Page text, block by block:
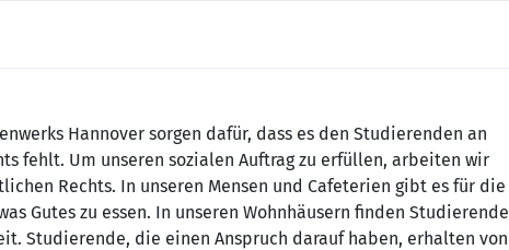
Hannover sorgen dafür, dass es den Studierenden an
fehlt. Um unseren sozialen Auftrag zu erfüllen, arbeiten wir
Rechts. In unseren Mensen und Cafeterien gibt es für die
Gutes zu essen. In unseren Wohnhäusern finden Studierende
Studierende, die einen Anspruch darauf haben, erhalten von